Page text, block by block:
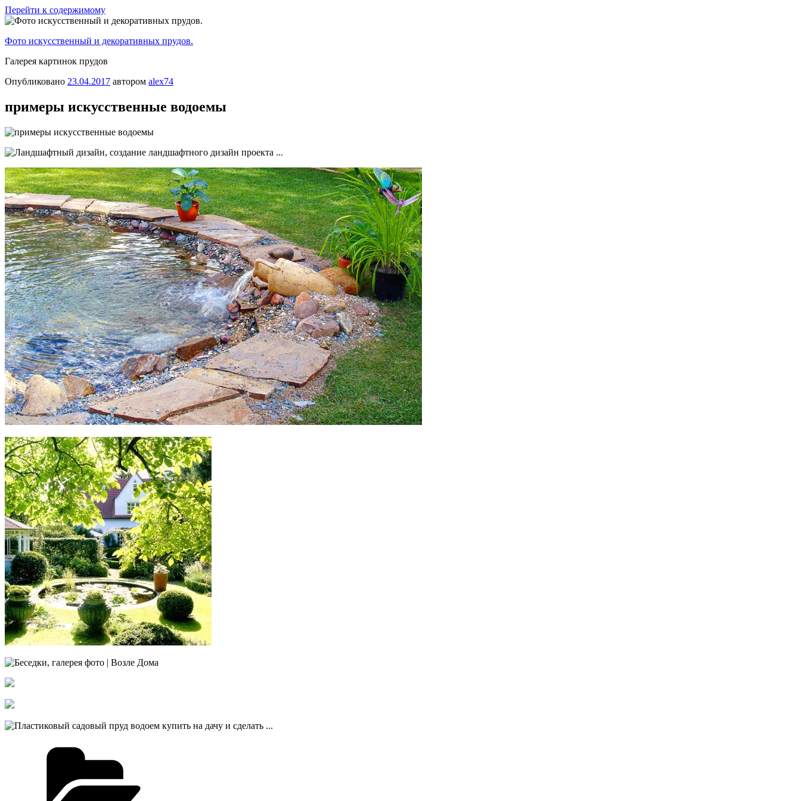
Перейти к содержимому
Фото искусственный и декоративных прудов.
Галерея картинок прудов
Опубликовано 23.04.2017 автором alex74
примеры искусственные водоемы